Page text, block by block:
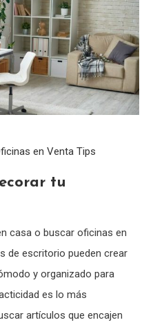
en Venta Tips
tu
casa o buscar oficinas en
de escritorio pueden crear
y organizado para
es lo más
artículos que encajen